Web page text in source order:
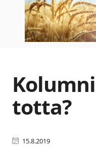
totta?
15.8.2019